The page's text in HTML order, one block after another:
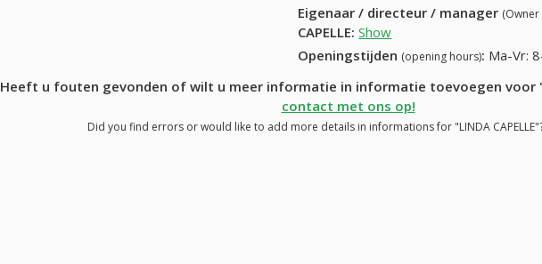
Eigenaar / directeur / manager
CAPELLE: Show
Openingstijden (opening hours): Ma-Vr:
Heeft u fouten gevonden of wilt u meer informatie in informatie toevoegen voor
contact met ons op!
Did you find errors or would like to add more details in informations for "LINDA